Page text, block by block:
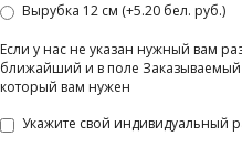
Вырубка 12 см (+5.20 бел. руб.)
Если у нас не указан нужный вам
ближайший и в поле
который вам нужен
Укажите свой индивидуальный